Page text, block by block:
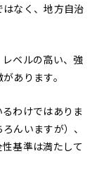
なく、地方自治
ベルの高い、強
あります。
わけではありま
んいますが）、
基準は満たして